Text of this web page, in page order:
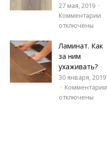
27 мая, 2019
Комментарии
отключены
Ламинат. Как
за ним
ухаживать?
30 января, 2019
Комментарии
отключены